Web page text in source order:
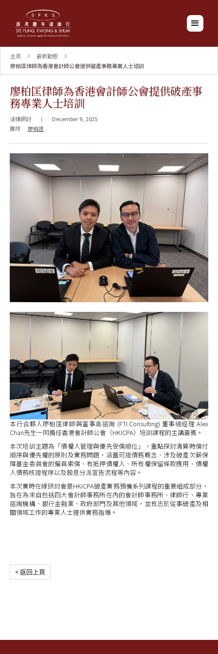
主頁
最新動態
廖柏匡律師為香港會計師公會提供破產事務專業人士培訓
廖柏匡律師為香港會計師公會提供破產事
務專業人士培訓
法律研討 |
December 9, 2025
團隊
廖柏匡
本行合夥人廖柏匡律師與富事高諮詢 (FTI Consulting) 董事總經理 Alex
Chan先生一同擔任香港會計師公會（HKICPA）培訓課程的主講嘉賓。
本次培訓主題為「債權人管理與優先受償順位」，重點探討清算時償付
順序與優先權的原則及實務問題，涵蓋可證債務概念、涉及破產欠薪保
障基金委員會的僱員索償、有抵押債權人、所有權保留條款應用、債權
人債務核證程序以及股息分派宣告流程等內容。
本次實時在線研討會是HKICPA破產實務預備系列課程的重要組成部分，
旨在為來自包括四大會計師事務所在內的會計師事務所、律師行、專業
諮詢機構、銀行金融業、政府部門及其他領域，並有志於從事破產及相
關領域工作的專業人士提供實務指導。
< 返回上頁